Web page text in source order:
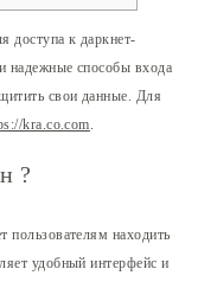
доступа к даркнет-
надежные способы входа
свои данные. Для
kra.co.com.
пользователям находить
удобный интерфейс и